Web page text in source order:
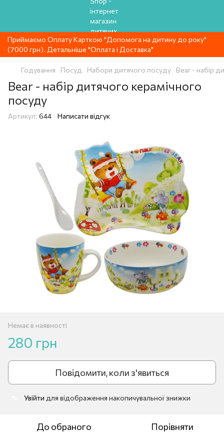
Приймаємо Оплату Карткою "Допомога на дитину до року"
(7000 грн). Детальніше "Оплата і Доставка"
Годування Посуд Набори дитячого посуду Bear - набір
Bear - набір дитячого керамічного
посуду
Артикул: 644 Написати відгук
Немає в наявності
280 грн
Повідомити, коли з'явиться
Увійти для відображення накопичувальної знижки
До обраного Порівняти